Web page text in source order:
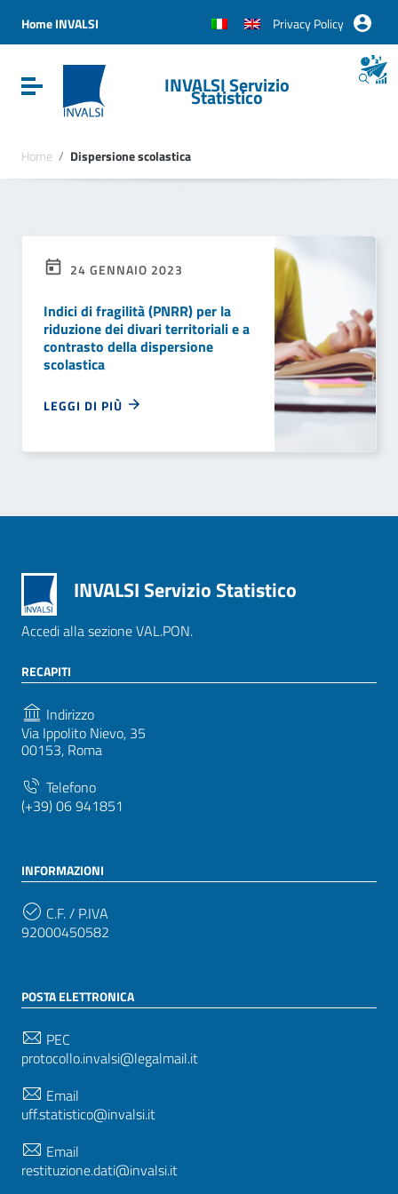
Vai al menu di navigazione
Vai al footer
Home INVALSI Privacy Policy
Attiva / disattiva la navigazioneINVALSI Servizio
Statistico
Home / Dispersione scolastica
24 GENNAIO 2023
Indici di fragilità (PNRR) per la
riduzione dei divari territoriali e a
contrasto della dispersione
scolastica
LEGGI DI PIÙ
INVALSI Servizio Statistico
Accedi alla sezione VAL.PON.
RECAPITI
Indirizzo
Via Ippolito Nievo, 35
00153, Roma
Telefono
(+39) 06 941851
INFORMAZIONI
C.F. / P.IVA
92000450582
POSTA ELETTRONICA
PEC
protocollo.invalsi@legalmail.it
Email
uff.statistico@invalsi.it
Email
restituzione.dati@invalsi.it